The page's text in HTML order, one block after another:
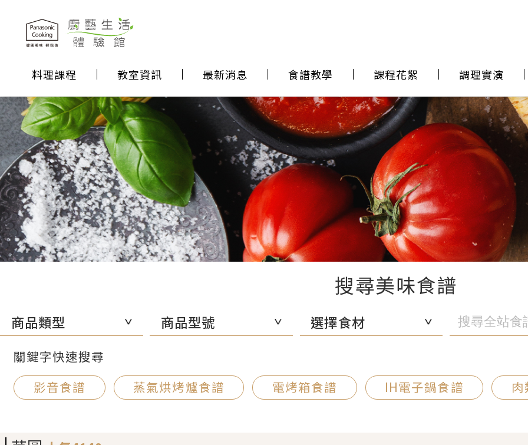
料理課程 教室資訊 最新消息 食譜教學 課程花絮 調理實演
搜尋美味食譜
商品類型 商品型號 選擇食材
關鍵字快速搜尋
影音食譜
蒸氣烘烤爐食譜 電烤箱食譜 IH電子鍋食譜